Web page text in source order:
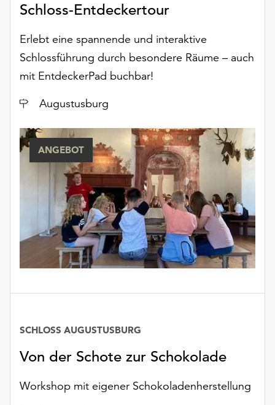
Schloss-Entdeckertour
Erlebt eine spannende und interaktive
Schlossführung durch besondere Räume – auch
mit EntdeckerPad buchbar!
Ort
Augustusburg
ANGEBOT
Von der Schote zur Schokolade
SCHLOSS AUGUSTUSBURG
Workshop mit eigener Schokoladenherstellung